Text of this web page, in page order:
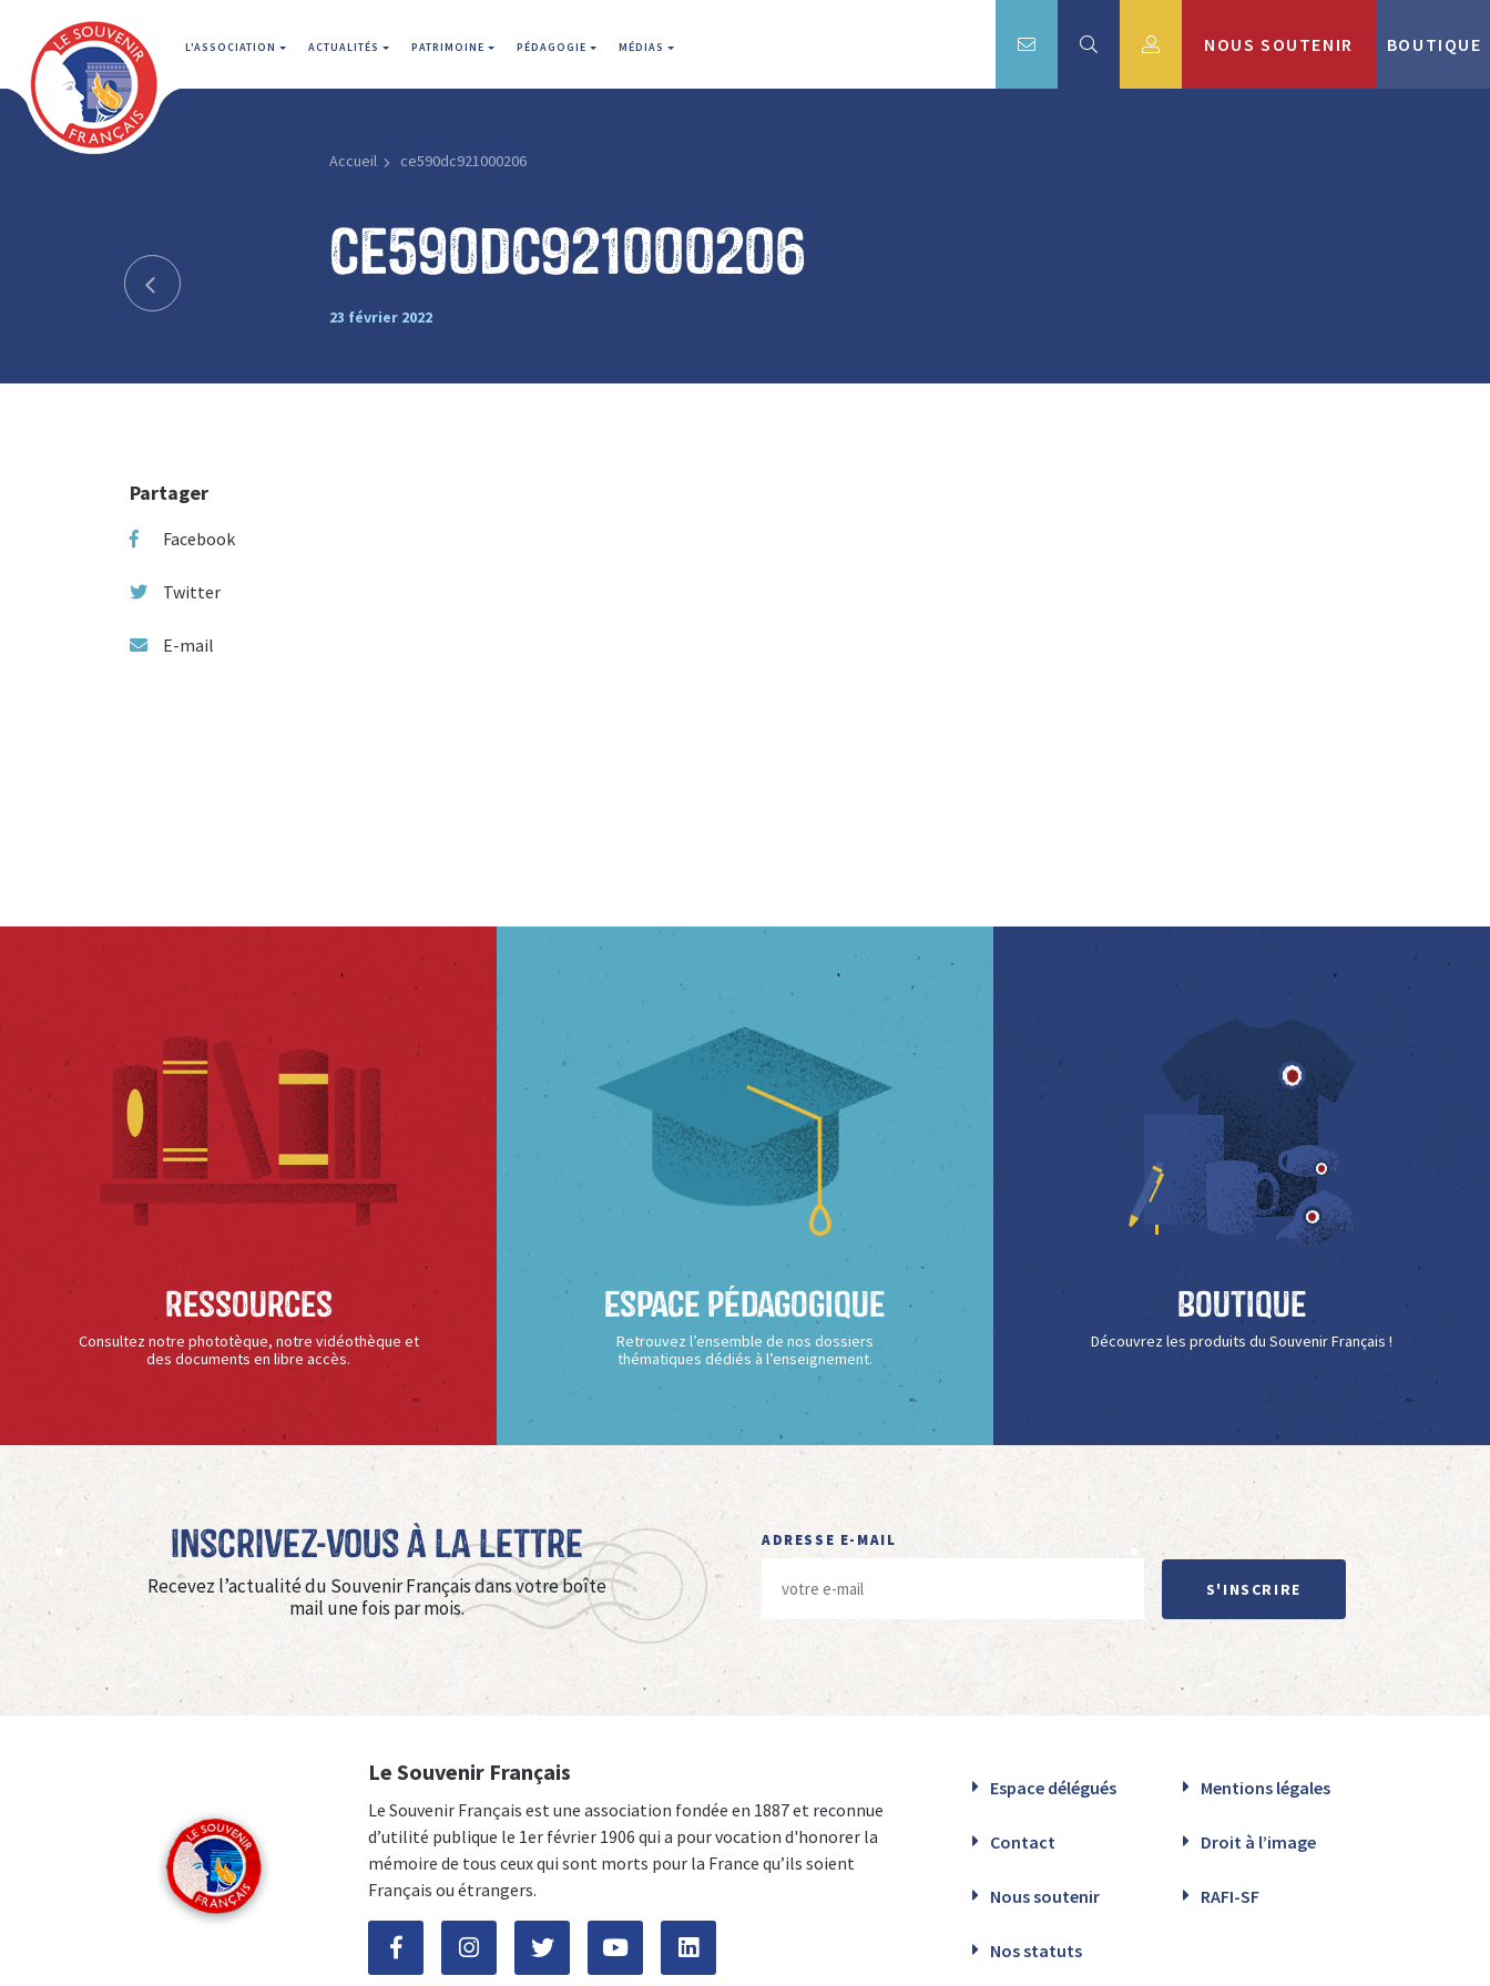
L'ASSOCIATION ACTUALITÉS PATRIMOINE PÉDAGOGIE MÉDIAS NOUS SOUTENIR BOUTIQUE
Accueil ce590dc921000206
ce590dc921000206
23 février 2022
Partager
Facebook
Twitter
E-mail
Ressources
Consultez notre phototèque, notre vidéothèque et
des documents en libre accès.
Espace Pédagogique
Retrouvez l’ensemble de nos dossiers
thématiques dédiés à l’enseignement.
Boutique
Découvrez les produits du Souvenir Français !
Inscrivez-vous à La Lettre
Recevez l’actualité du Souvenir Français dans votre boîte
mail une fois par mois.
ADRESSE E-MAIL
S'INSCRIRE
Le Souvenir Français
Le Souvenir Français est une association fondée en 1887 et reconnue
d’utilité publique le 1er février 1906 qui a pour vocation d'honorer la
mémoire de tous ceux qui sont morts pour la France qu’ils soient
Français ou étrangers.
Espace délégués Mentions légales
Contact Droit à l’image
Nous soutenir RAFI-SF
Nos statuts